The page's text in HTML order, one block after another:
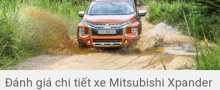
Đánh giá chi tiết xe Mitsubishi Xpander